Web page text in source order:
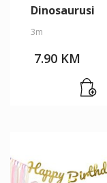
Dinosaurusi
3m
7.90 KM